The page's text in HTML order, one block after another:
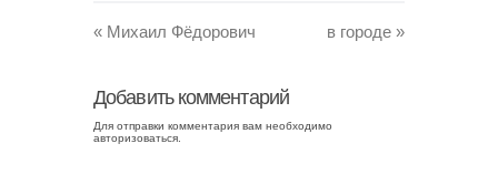
« Михаил Фёдорович в городе »
Добавить комментарий
Для отправки комментария вам необходимо
авторизоваться